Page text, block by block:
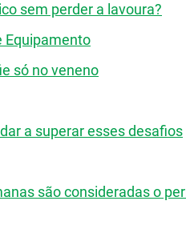
sem perder a lavoura?
Equipamento
só no veneno
a superar esses desafios
são consideradas o